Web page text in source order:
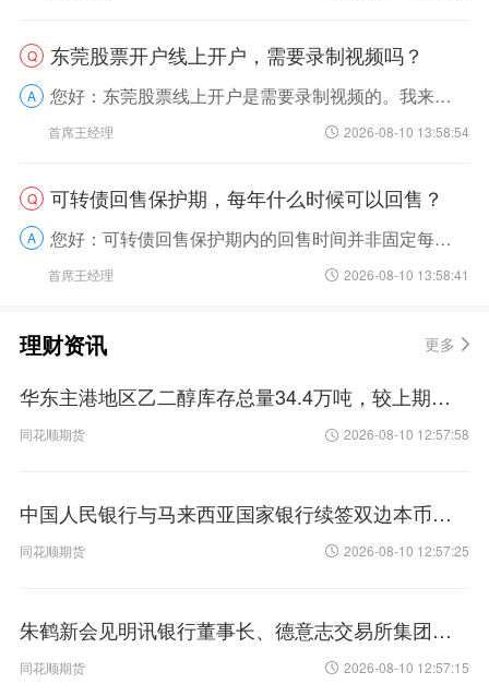
Q 东莞股票开户线上开户，需要录制视频吗？
A 您好：东莞股票线上开户是需要录制视频的。我来帮您拆解下背后的逻辑和实操细节，您就明白了。录制视频是监管要求的实名认证环节，核心目的是确认开户操作由本人自愿发起，避免身份冒用...
首席王经理 2026-08-10 13:58:54
Q 可转债回售保护期，每年什么时候可以回售？
A 您好：可转债回售保护期内的回售时间并非固定每年某一时段，而是由单只可转债的发行条款明确约定，主要分为触发式回售窗口期和部分转债设置的固定年度回售期两种情况。我来帮您梳理清楚...
首席王经理 2026-08-10 13:58:41
理财资讯 更多
华东主港地区乙二醇库存总量34.4万吨，较上期降低1万吨
同花顺期货 2026-08-10 12:57:58
中国人民银行与马来西亚国家银行续签双边本币互换协议
同花顺期货 2026-08-10 12:57:25
朱鹤新会见明讯银行董事长、德意志交易所集团执行委员会成员斯蒂芬妮·埃克儿曼
同花顺期货 2026-08-10 12:57:15